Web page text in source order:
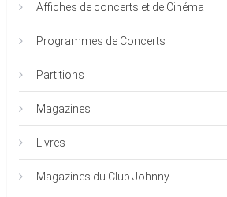
Affiches de concerts et de Cinéma
Programmes de Concerts
Partitions
Magazines
Livres
Magazines du Club Johnny